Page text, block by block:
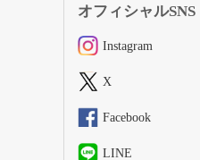
オフィシャルSNS
Instagram
X
Facebook
LINE